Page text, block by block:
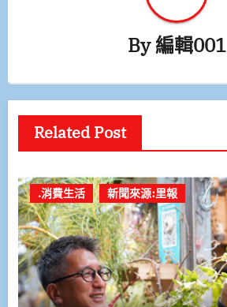
By編輯001
Related Post
.消費生活 新聞來源:里報